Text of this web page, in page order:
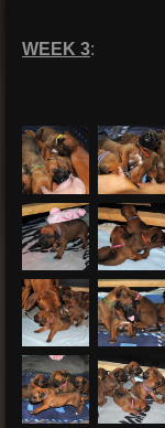
WEEK 3: